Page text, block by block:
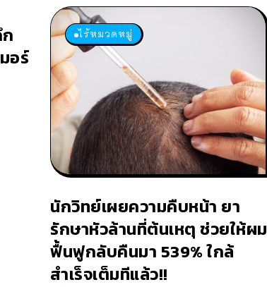
อร์
ไร้หมวดหมู่
นักวิทย์เผยความคืบหน้า ยา
รักษาหัวล้านที่ต้นเหตุ ช่วยให้ผม
ฟื้นฟูกลับคืนมา 539% ใกล้
สำเร็จเต็มทีแล้ว!!